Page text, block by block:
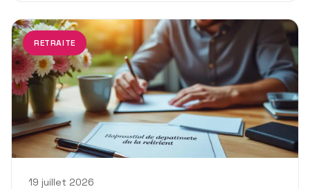
RETRAITE
19 juillet 2026